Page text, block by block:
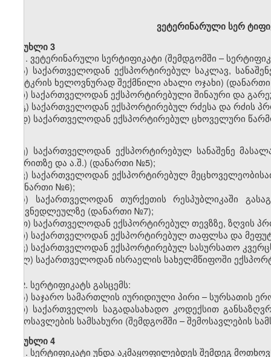
ვეტერინარული სერტ
მუხლი 3
1. ვეტერინარული სერტიფიკატი (შემდგომში –
ა) საქართველოდან ექსპორტირებულ საკლავ,
(ფუტკრის ხელოვნურად შექმნილი ახალი ოჯახი)
ბ) საქართველოდან ექსპორტირებული შინაური და
გ) საქართველოდან ექსპორტირებულ რძესა და რძის
დ) საქართველოდან ექსპორტირებულ ცხოველური
ე) საქართველოდან ექსპორტირებულ სანაშენე
ქვირითზე და ა.შ.) (დანართი №5);
ვ) საქართველოდან ექსპორტირებულ
(დანართი №6);
ზ) საქართველოდან თურქეთის რესპუბლიკაში
ტყავნედლეულზე (დანართი №7);
თ) საქართველოდან ექსპორტირებულ თევზზე, ზღვის
ი) საქართველოდან ექსპორტირებულ თაფლსა და
კ) საქართველოდან ექსპორტირებულ სასურსათო
ლ) საქართველოდან ისრაელის სახელმწიფოში
2. სერტიფიკატს გასცემს:
ა) საჯარო სამართლის იურიდიული პირი – სურსათის
ბ) საქართველოს საგადასახადო კოდექსით
შემოსავლების სამსახური (შემდგომში – შემოსავლების
მუხლი 4
1. სერტიფიკატი უნდა აკმაყოფილებდეს შემდეგ